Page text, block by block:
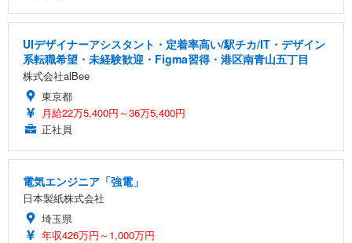
UIデザイナーアシスタント・定着率高い/駅チカ/IT・デザイン
系転職希望・未経験歓迎・Figma習得・港区南青山五丁目
株式会社alBee
東京都
月給22万5,400円～36万5,400円
正社員
電気エンジニア「強電」
日本製紙株式会社
埼玉県
年収426万円～1,000万円